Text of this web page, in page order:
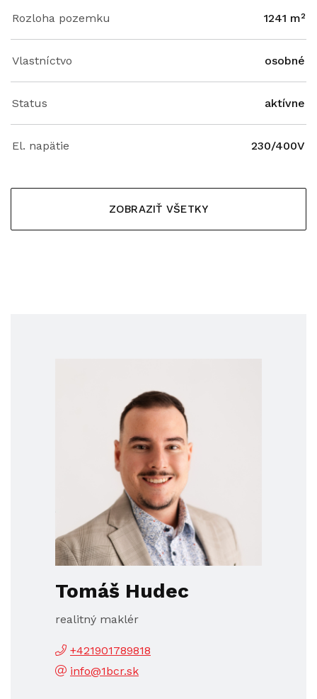
Rozloha pozemku 1241 m²
Vlastníctvo osobné
Status aktívne
El. napätie 230/400V
ZOBRAZIŤ VŠETKY
Tomáš Hudec
realitný maklér
+421901789818
info@1bcr.sk